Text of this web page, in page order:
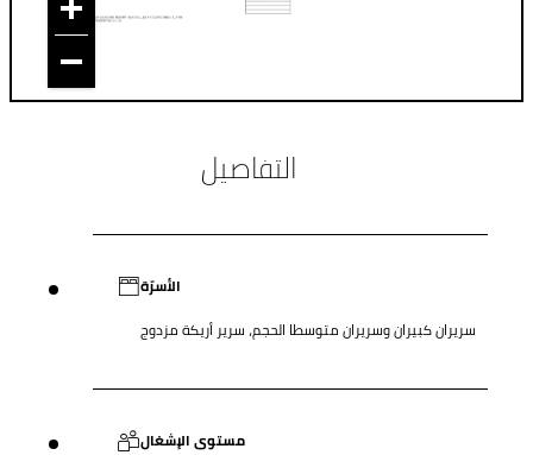
التفاصيل
الأسرّة
سريران كبيران وسريران متوسطا الحجم، سرير أريكة مزدوج
مستوى الإشغال